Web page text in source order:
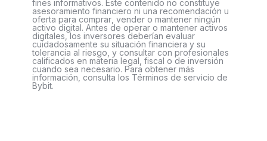
fines informativos. Este contenido no constituye
asesoramiento financiero ni una recomendación u
oferta para comprar, vender o mantener ningún
activo digital. Antes de operar o mantener activos
digitales, los inversores deberían evaluar
cuidadosamente su situación financiera y su
tolerancia al riesgo, y consultar con profesionales
calificados en materia legal, fiscal o de inversión
cuando sea necesario. Para obtener más
información, consulta los Términos de servicio de
Bybit.